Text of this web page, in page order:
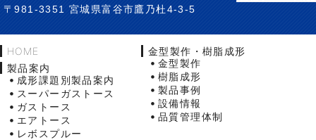
〒981-3351 宮城県富谷市鷹乃杜4-3-5
HOME
製品案内
成形課題別製品案内
スーパーガストース
ガストース
エアトース
レボスプルー
金型製作・樹脂成形
金型製作
樹脂成形
製品事例
設備情報
品質管理体制